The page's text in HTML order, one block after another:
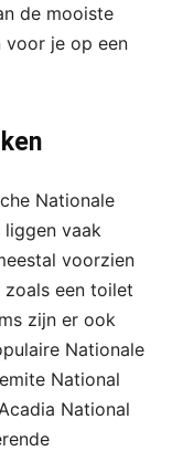
de mooiste
voor je op een
Nationale
liggen vaak
voorzien
een toilet
zijn er ook
Nationale
National
National